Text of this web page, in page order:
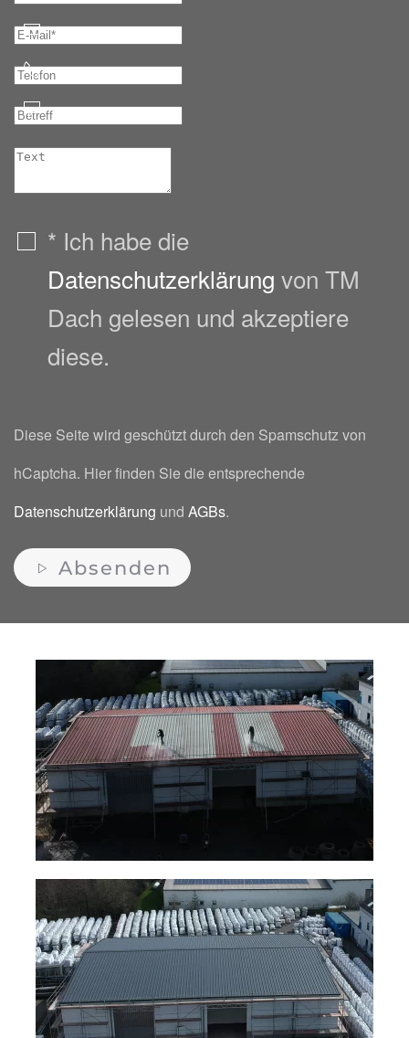
* Ich habe die
Datenschutzerklärung von TM
Dach gelesen und akzeptiere
diese.
Diese Seite wird geschützt durch den Spamschutz von
hCaptcha. Hier finden Sie die entsprechende
Datenschutzerklärung und AGBs.
Absenden